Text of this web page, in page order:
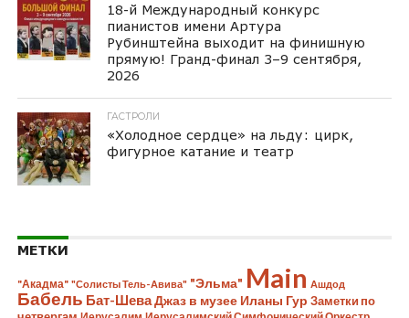
18-й Международный конкурс
пианистов имени Артура
Рубинштейна выходит на финишную
прямую! Гранд-финал 3–9 сентября,
2026
ГАСТРОЛИ
«Холодное сердце» на льду: цирк,
фигурное катание и театр
МЕТКИ
"Акадма" "Солисты Тель-Авива" "Эльма" Main Ашдод
Бабель Бат-ШеваДжаз в музее Иланы Гур Заметки по